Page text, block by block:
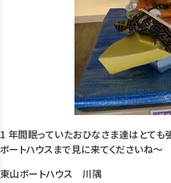
1 年間眠っていたおひなさま達はとても
ボートハウスまで見に来てくださいね～
東山ボートハウス 川隅